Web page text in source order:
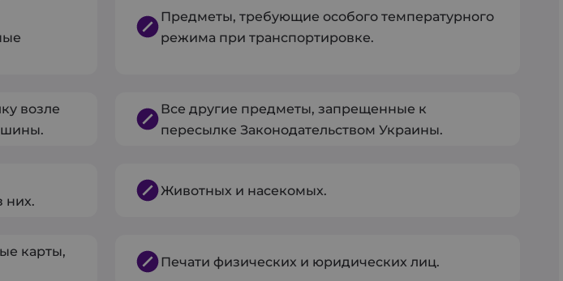
Предметы, требующие особого температурного
режима при транспортировке.
возле
Все другие предметы, запрещенные к
пересылке Законодательством Украины.
них.
Животных и насекомых.
карты,
Печати физических и юридических лиц.